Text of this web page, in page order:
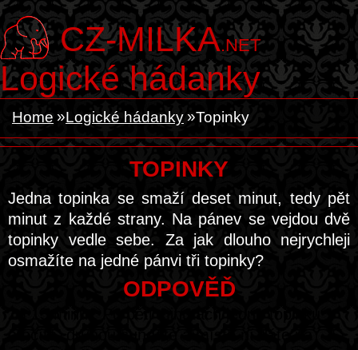
CZ-MILKA.NET
Logické hádanky
Home Logické hádanky Topinky
TOPINKY
Jedna topinka se smaží deset minut, tedy pět
minut z každé strany. Na pánev se vejdou dvě
topinky vedle sebe. Za jak dlouho nejrychleji
osmažíte na jedné pánvi tři topinky?
ODPOVĚĎ